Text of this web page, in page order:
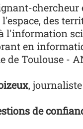
des
l'information
en
Toulouse -
,
de